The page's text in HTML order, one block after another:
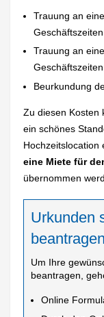
Trauung an
Trauung an
Beurkundung
Zu diesen Kosten
ein schönes
Hochzeitslocation
eine Miete für
übernommen
Urkunden
Um Ihre
beantragen,
Online